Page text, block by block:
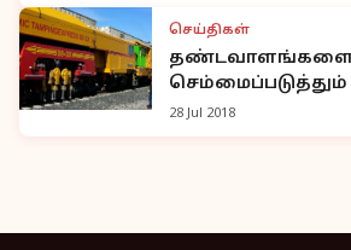
செய்திகள்
இயந்திரம்
28 Jul 2018